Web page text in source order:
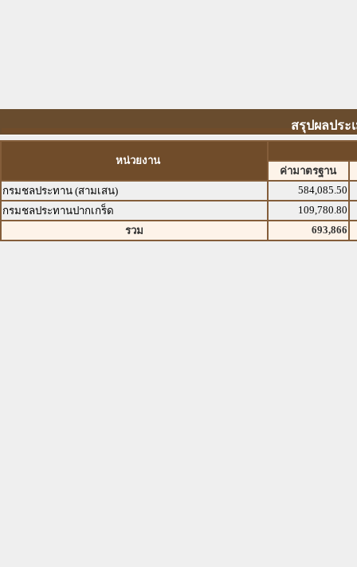
สรุปผลประ
หน่วยงาน
ค่ามาตรฐาน
กรมชลประทาน (สามเสน)
584,085.50
กรมชลประทานปากเกร็ด
109,780.80
รวม
693,866